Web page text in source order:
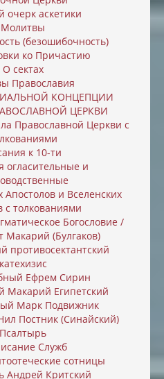
очерк аскетики
Молитвы
(безошибочность)
ко Причастию
О сектах
Православия
КОНЦЕПЦИИ
ЦЕРКВИ
Православной Церкви с
к 10-ти
огласительные и
и Вселенских
с толкованиями
Богословие /
Макарий (Булгаков)
противосектантский
катехизис
Ефрем Сирин
Макарий Египетский
Марк Подвижник
Постник (Синайский)
Псалтырь
Служб
сотницы
Андрей Критский